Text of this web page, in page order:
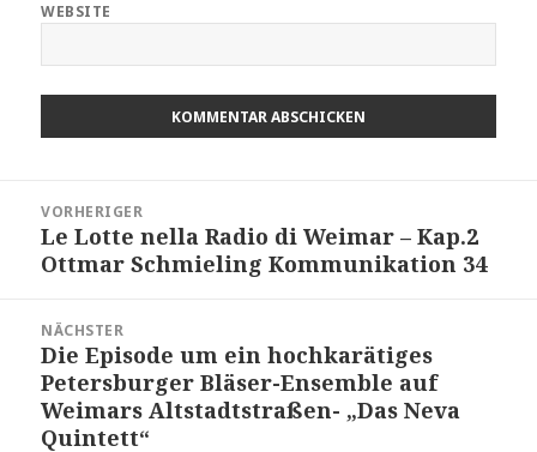
WEBSITE
VORHERIGER
Vorheriger
Beitrag:
Le Lotte nella Radio di Weimar – Kap.2
Ottmar Schmieling Kommunikation 34
NÄCHSTER
Nächster
Beitrag:
Die Episode um ein hochkarätiges
Petersburger Bläser-Ensemble auf
Weimars Altstadtstraßen- „Das Neva
Quintett“